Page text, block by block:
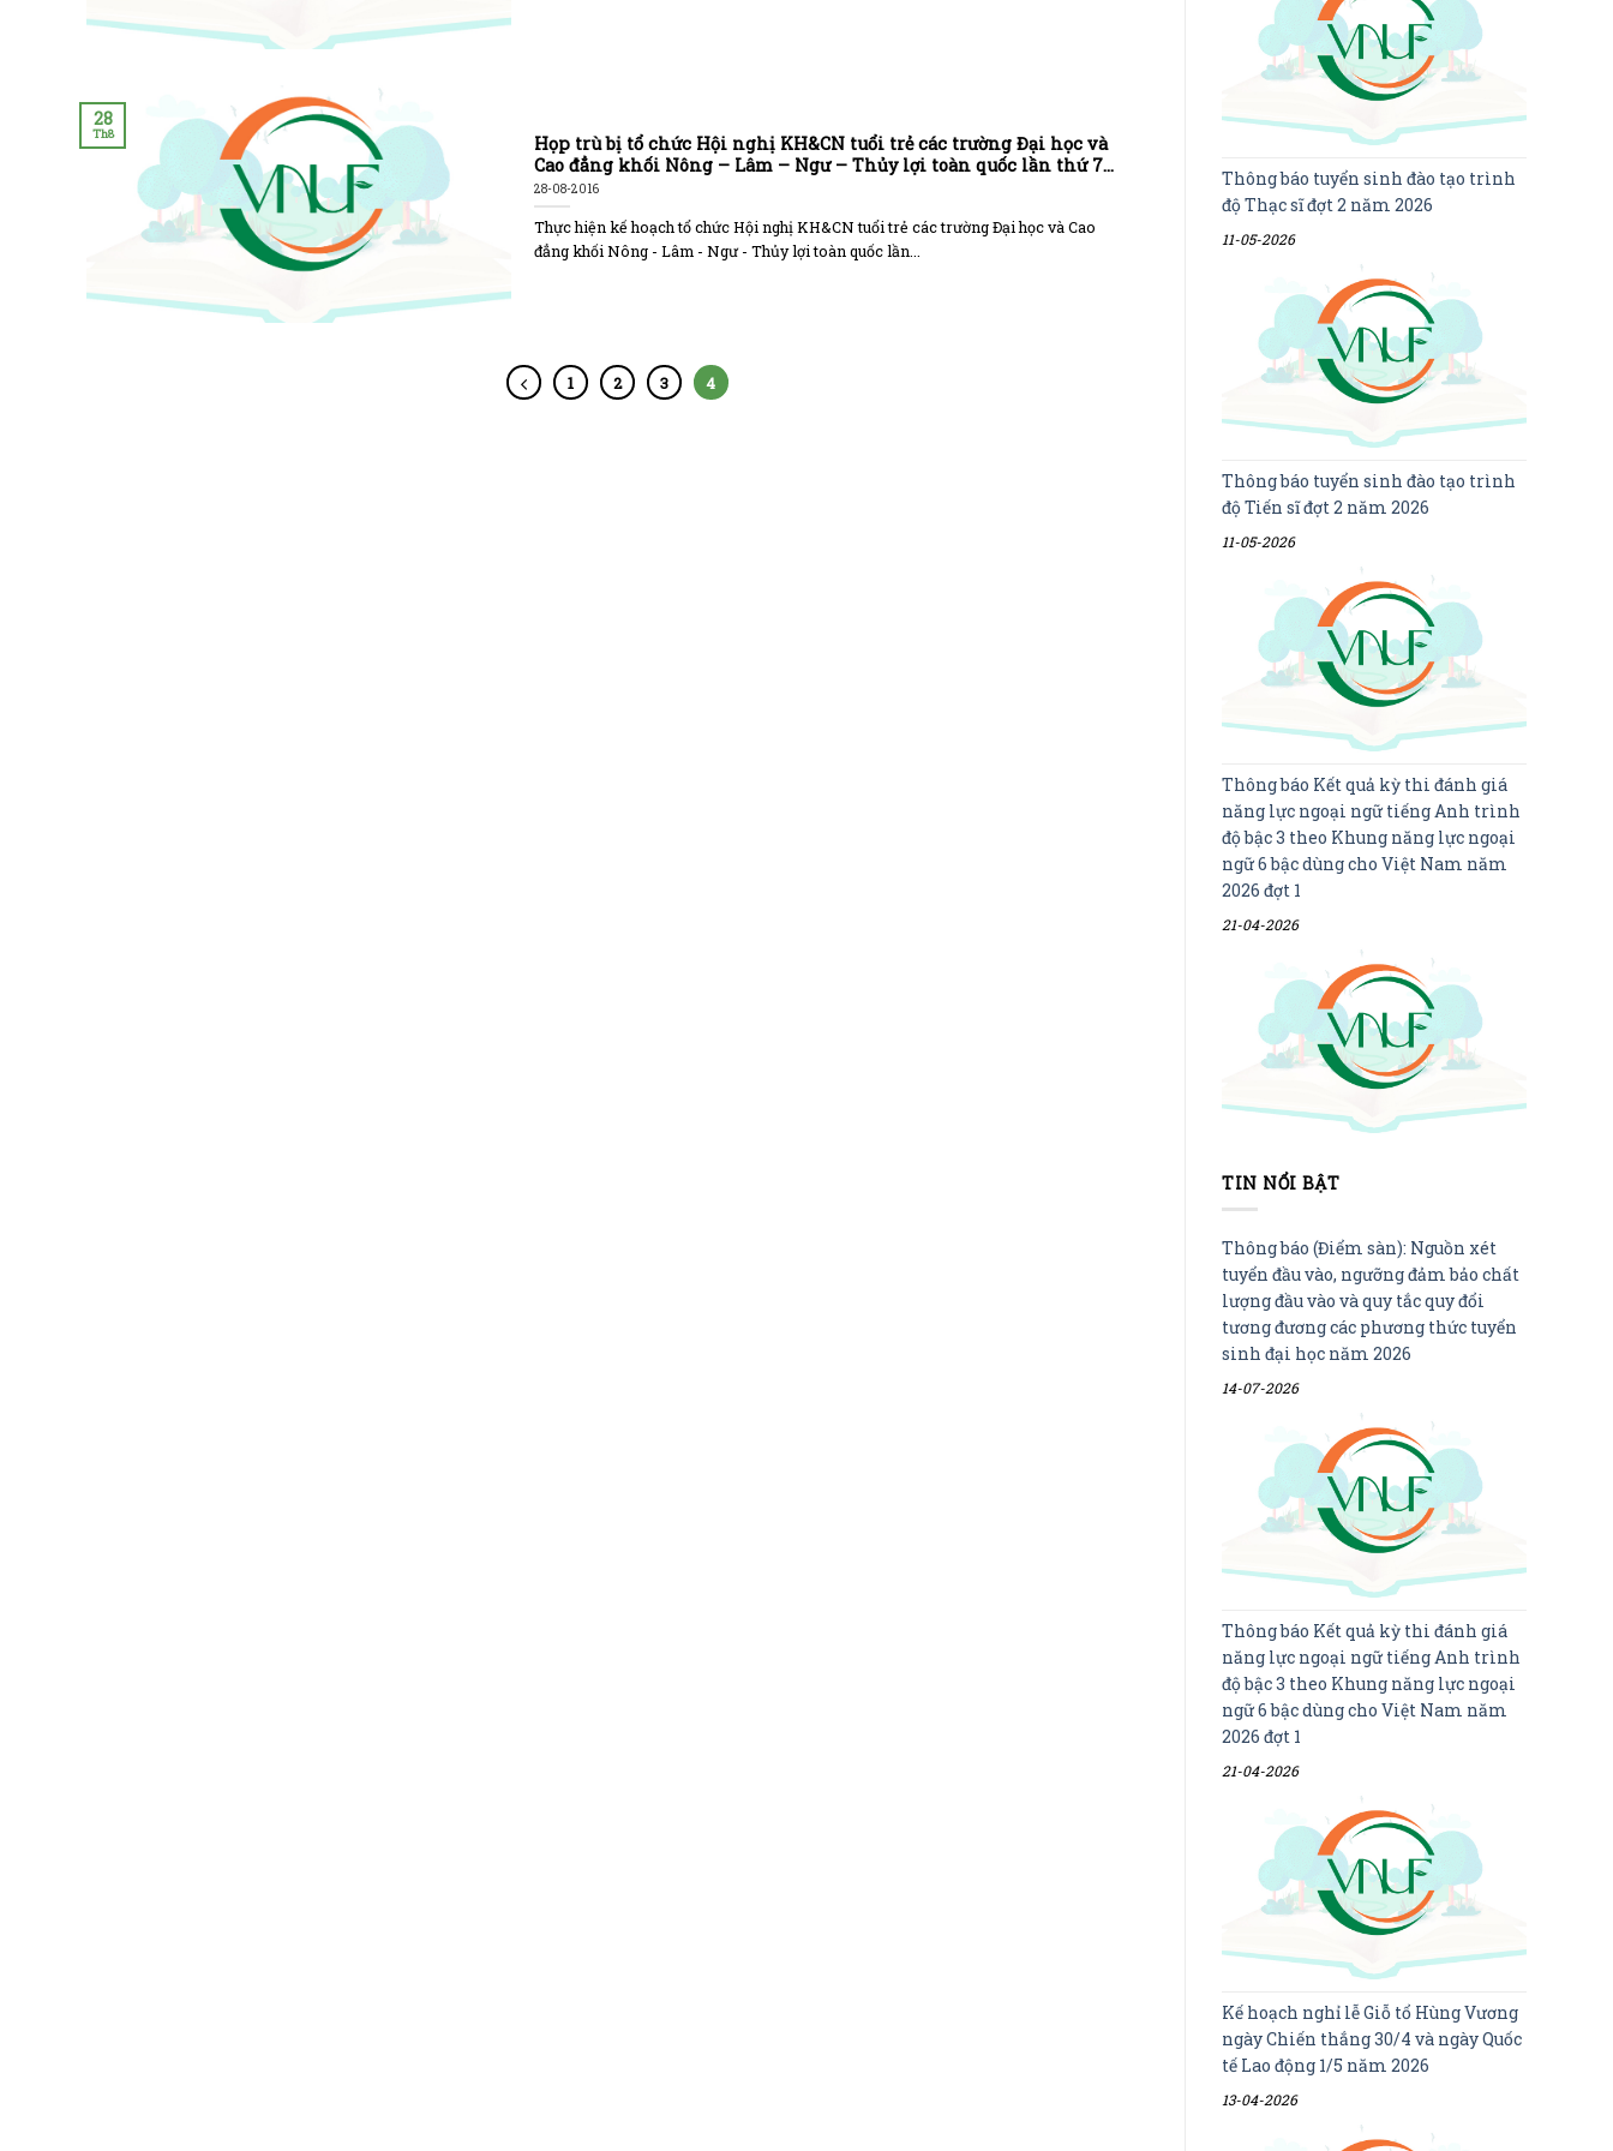
Họp trù bị tổ chức Hội nghị KH&CN tuổi trẻ các trường Đại học và
Cao đẳng khối Nông – Lâm – Ngư – Thủy lợi toàn quốc lần thứ 7
năm 2016
28-08-2016
Thực hiện kế hoạch tổ chức Hội nghị KH&CN tuổi trẻ các trường Đại học và Cao
đẳng khối Nông - Lâm - Ngư - Thủy lợi toàn quốc lần...
28
Th8
1 2 3 4
Thông báo tuyển sinh đào tạo trình
độ Thạc sĩ đợt 2 năm 2026
11-05-2026
Thông báo tuyển sinh đào tạo trình
độ Tiến sĩ đợt 2 năm 2026
11-05-2026
Thông báo Kết quả kỳ thi đánh giá
năng lực ngoại ngữ tiếng Anh trình
độ bậc 3 theo Khung năng lực ngoại
ngữ 6 bậc dùng cho Việt Nam năm
2026 đợt 1
21-04-2026
TIN NỔI BẬT
Thông báo (Điểm sàn): Nguồn xét
tuyển đầu vào, ngưỡng đảm bảo chất
lượng đầu vào và quy tắc quy đổi
tương đương các phương thức tuyển
sinh đại học năm 2026
14-07-2026
Thông báo Kết quả kỳ thi đánh giá
năng lực ngoại ngữ tiếng Anh trình
độ bậc 3 theo Khung năng lực ngoại
ngữ 6 bậc dùng cho Việt Nam năm
2026 đợt 1
21-04-2026
Kế hoạch nghỉ lễ Giỗ tổ Hùng Vương
ngày Chiến thắng 30/4 và ngày Quốc
tế Lao động 1/5 năm 2026
13-04-2026